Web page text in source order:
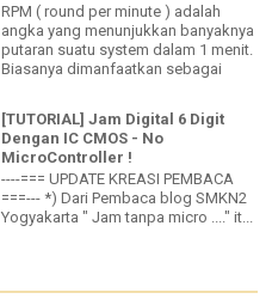
RPM ( round per minute ) adalah
angka yang menunjukkan banyaknya
putaran suatu system dalam 1 menit.
Biasanya dimanfaatkan sebagai
[TUTORIAL] Jam Digital 6 Digit
Dengan IC CMOS - No
MicroController !
----=== UPDATE KREASI PEMBACA
===--- *) Dari Pembaca blog SMKN2
Yogyakarta " Jam tanpa micro ...." it...